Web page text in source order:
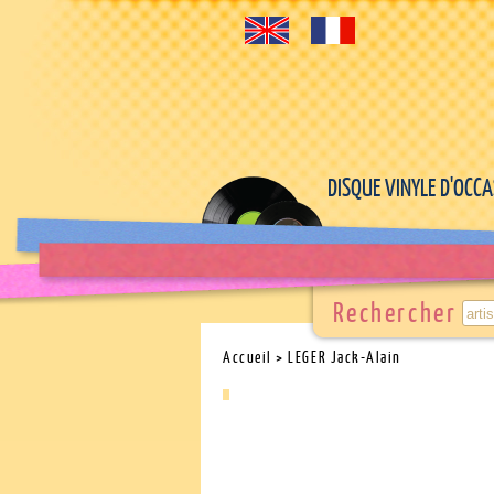
DISQUE VINYLE
Rechercher
Accueil > LEGER Jack-Alain